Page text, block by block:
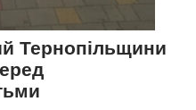
Тернопільщини